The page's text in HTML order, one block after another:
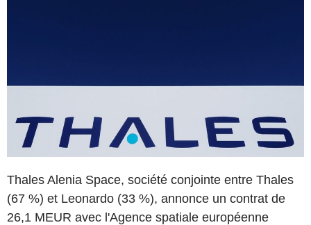
Thales Alenia Space, société conjointe entre Thales
(67 %) et Leonardo (33 %), annonce un contrat de
26,1 MEUR avec l'Agence spatiale européenne